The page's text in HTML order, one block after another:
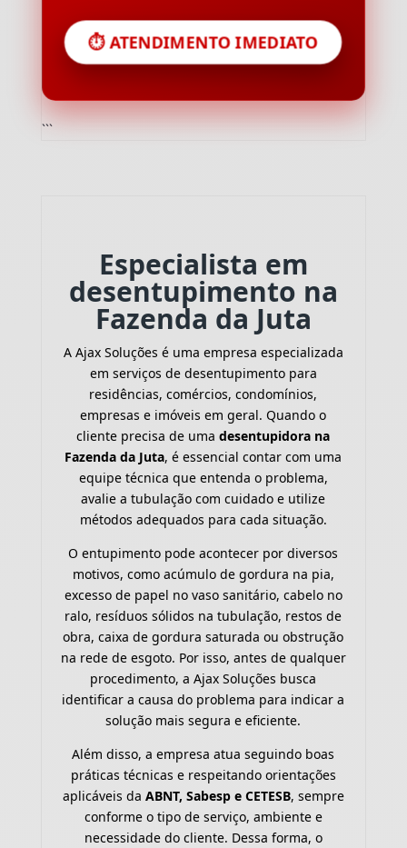
⏱️ ATENDIMENTO IMEDIATO
```
Especialista em
desentupimento na
Fazenda da Juta
A Ajax Soluções é uma empresa especializada
em serviços de desentupimento para
residências, comércios, condomínios,
empresas e imóveis em geral. Quando o
cliente precisa de umadesentupidora na
Fazenda da Juta, é essencial contar com uma
equipe técnica que entenda o problema,
avalie a tubulação com cuidado e utilize
métodos adequados para cada situação.
O entupimento pode acontecer por diversos
motivos, como acúmulo de gordura na pia,
excesso de papel no vaso sanitário, cabelo no
ralo, resíduos sólidos na tubulação, restos de
obra, caixa de gordura saturada ou obstrução
na rede de esgoto. Por isso, antes de qualquer
procedimento, a Ajax Soluções busca
identificar a causa do problema para indicar a
solução mais segura e eficiente.
Além disso, a empresa atua seguindo boas
práticas técnicas e respeitando orientações
aplicáveis da ABNT, Sabesp e CETESB, sempre
conforme o tipo de serviço, ambiente e
necessidade do cliente. Dessa forma, o